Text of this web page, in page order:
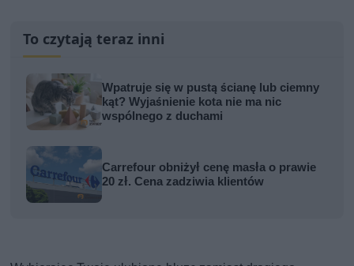
To czytają teraz inni
Wpatruje się w pustą ścianę lub ciemny
kąt? Wyjaśnienie kota nie ma nic
wspólnego z duchami
Carrefour obniżył cenę masła o prawie
20 zł. Cena zadziwia klientów